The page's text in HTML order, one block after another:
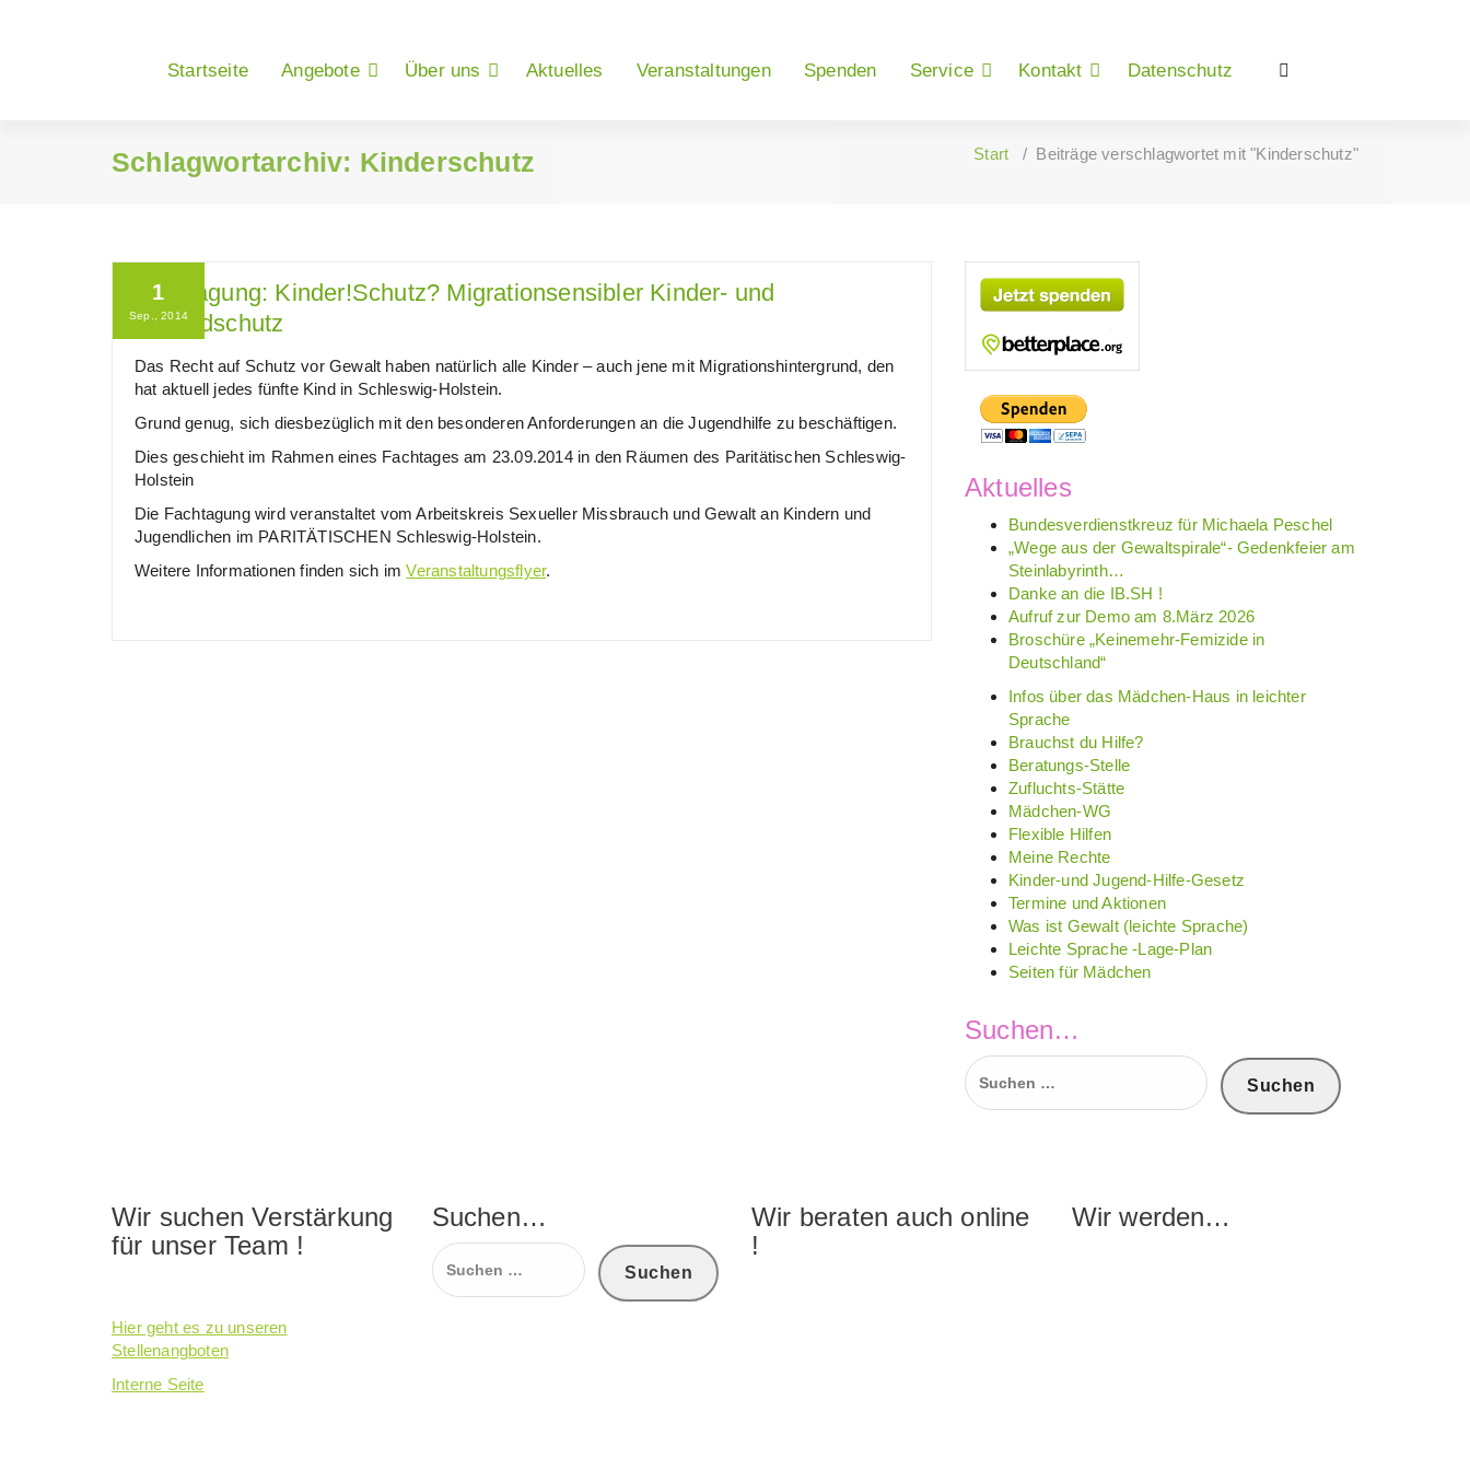
Startseite Angebote Über uns Aktuelles Veranstaltungen Spenden Service Kontakt Datenschutz
Schlagwortarchiv: Kinderschutz Start / Beiträge verschlagwortet mit "Kinderschutz"
1
Sep., 2014
Fachtagung: Kinder!Schutz? Migrationsensibler Kinder- und
Jugendschutz
Das Recht auf Schutz vor Gewalt haben natürlich alle Kinder – auch jene mit Migrationshintergrund, den
hat aktuell jedes fünfte Kind in Schleswig-Holstein.
Grund genug, sich diesbezüglich mit den besonderen Anforderungen an die Jugendhilfe zu beschäftigen.
Dies geschieht im Rahmen eines Fachtages am 23.09.2014 in den Räumen des Paritätischen Schleswig-
Holstein
Die Fachtagung wird veranstaltet vom Arbeitskreis Sexueller Missbrauch und Gewalt an Kindern und
Jugendlichen im PARITÄTISCHEN Schleswig-Holstein.
Weitere Informationen finden sich imVeranstaltungsflyer.
Aktuelles
Bundesverdienstkreuz für Michaela Peschel
„Wege aus der Gewaltspirale“- Gedenkfeier am
Steinlabyrinth…
Danke an die IB.SH !
Aufruf zur Demo am 8.März 2026
Broschüre „Keinemehr-Femizide in
Deutschland“
Infos über das Mädchen-Haus in leichter
Sprache
Brauchst du Hilfe?
Beratungs-Stelle
Zufluchts-Stätte
Mädchen-WG
Flexible Hilfen
Meine Rechte
Kinder-und Jugend-Hilfe-Gesetz
Termine und Aktionen
Was ist Gewalt (leichte Sprache)
Leichte Sprache -Lage-Plan
Seiten für Mädchen
Suchen…
Suchen
nach:
Wir suchen Verstärkung
für unser Team !
Hier geht es zu unseren
Stellenangboten
Interne Seite
Suchen…
Suchen
nach:
Wir beraten auch online
!
Wir werden…